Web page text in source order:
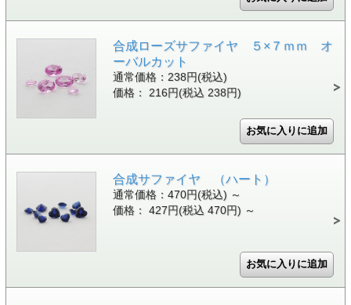
合成ローズサファイヤ ５×７ｍｍ オ
ーバルカット
通常価格：238円(税込)
価格： 216円(税込 238円)
合成サファイヤ （ハート）
通常価格：470円(税込) ～
価格： 427円(税込 470円) ～